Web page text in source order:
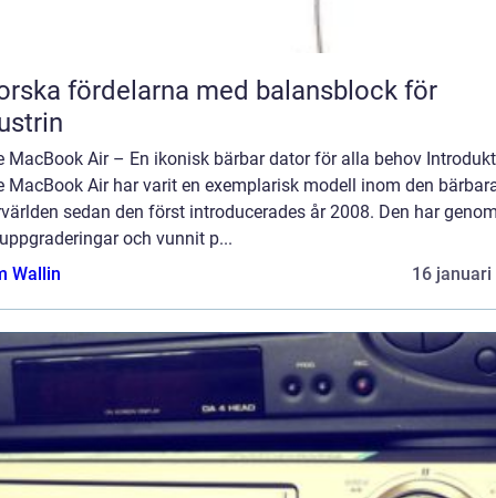
fördelarna med balansblock för
MacBook Air – En ikonisk bärbar dator för alla behov
MacBook Air har varit en exemplarisk modell inom den
sedan den först introducerades år 2008. Den har
och vunnit p...
Wallin
16 januari